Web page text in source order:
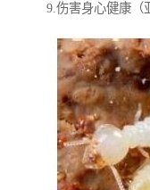
9.伤害身心健康（